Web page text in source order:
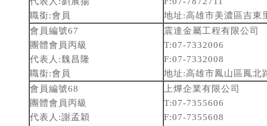
職銜:會員
地址:高雄市美濃區吉東
會員編號67
團體會員丙級
代表人:魏昌隆
職銜:會員
震達金屬工程有限公司
T:07-7332006
F:07-7332008
地址:高雄市鳳山區鳳北
會員編號68
團體會員丙級
代表人:謝孟穎
上燁企業有限公司
T:07-7355606
F:07-7355608